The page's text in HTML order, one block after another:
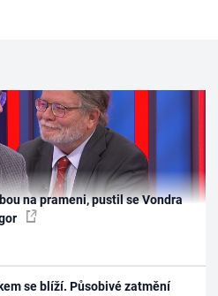
na prameni, pustil se Vondra
se blíží. Působivé zatmění